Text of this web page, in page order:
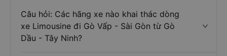
Câu hỏi: Các hãng xe nào khai thác dòng
xe Limousine đi Gò Vấp - Sài Gòn từ Gò
Dầu - Tây Ninh?